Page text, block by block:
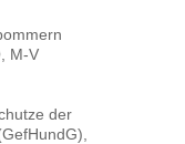
M-V
der